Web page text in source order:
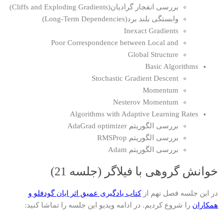
بررسی انفجار گرادیان(Cliffs and Exploding Gradients)
وابستگی بلند برد(Long-Term Dependencies)
Inexact Gradients
Poor Correspondence between Local and
Global Structure
Basic Algorithms
Stochastic Gradient Descent
Momentum
Nesterov Momentum
Algorithms with Adaptive Learning Rates
بررسی الگوریتم AdaGrad optimizer
بررسی الگوریتم RMSProp
بررسی الگوریتم Adam
خوانش گروهی با فیلاگر (جلسه 21)
در این جلسه فصل نهم ازکتاب یادگیری عمیق اثر ایان گودفلو و
همکاران را شروع کردیم. در ادامه ویدیو این جلسه را تماشا کنید: